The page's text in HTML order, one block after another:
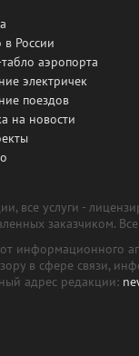
в России
аэропорта
электричек
поездов
на новости
все услуги -
заказчиком.
в сфере связи,
адрес редакции: